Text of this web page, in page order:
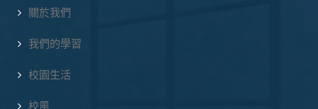
關於我們
我們的學習
校園生活
校風